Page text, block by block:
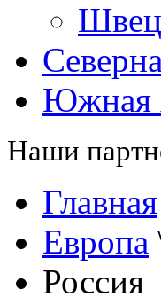
Южная
Наши
Главная
Европа
Россия